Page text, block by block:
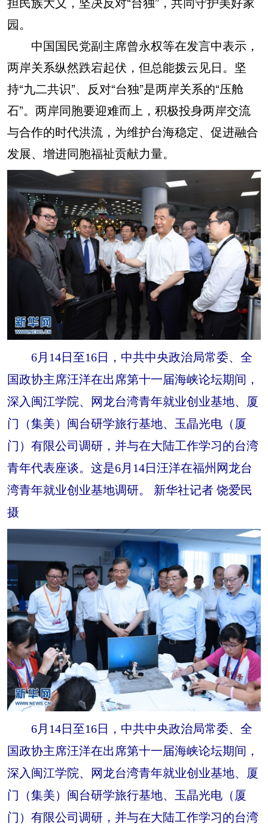
园。
中国国民党副主席曾永权等在发言中表示，
两岸关系纵然跌宕起伏，但总能拨云见日。坚
持“九二共识”、反对“台独”是两岸关系的“压舱
石”。两岸同胞要迎难而上，积极投身两岸交流
与合作的时代洪流，为维护台海稳定、促进融合
发展、增进同胞福祉贡献力量。
6月14日至16日，中共中央政治局常委、全
国政协主席汪洋在出席第十一届海峡论坛期间，
深入闽江学院、网龙台湾青年就业创业基地、厦
门（集美）闽台研学旅行基地、玉晶光电（厦
门）有限公司调研，并与在大陆工作学习的台湾
青年代表座谈。这是6月14日汪洋在福州网龙台
湾青年就业创业基地调研。 新华社记者 饶爱民
摄
6月14日至16日，中共中央政治局常委、全
国政协主席汪洋在出席第十一届海峡论坛期间，
深入闽江学院、网龙台湾青年就业创业基地、厦
门（集美）闽台研学旅行基地、玉晶光电（厦
门）有限公司调研，并与在大陆工作学习的台湾